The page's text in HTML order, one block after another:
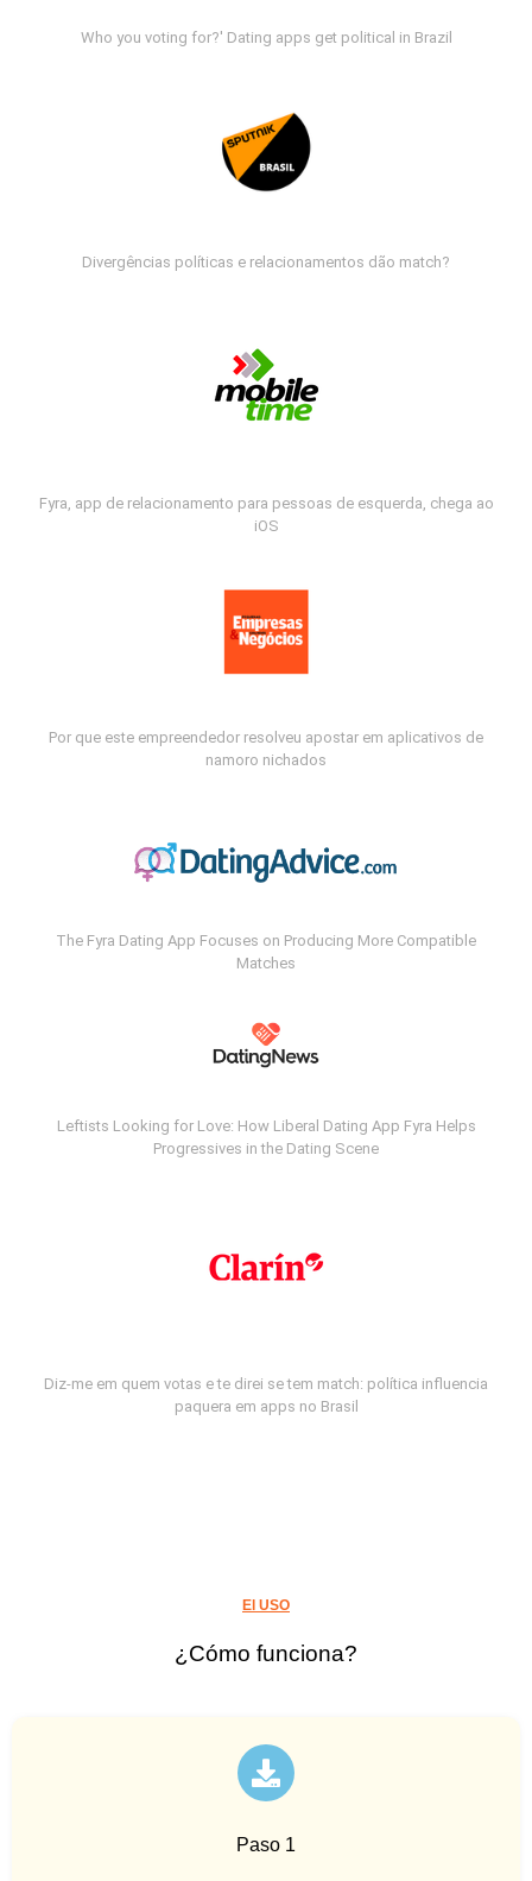
Who you voting for?' Dating apps get political in Brazil
Divergências políticas e relacionamentos dão match?
Fyra, app de relacionamento para pessoas de esquerda, chega ao
iOS
Por que este empreendedor resolveu apostar em aplicativos de
namoro nichados
The Fyra Dating App Focuses on Producing More Compatible
Matches
Leftists Looking for Love: How Liberal Dating App Fyra Helps
Progressives in the Dating Scene
Diz-me em quem votas e te direi se tem match: política influencia
paquera em apps no Brasil
El USO
¿Cómo funciona?
Paso 1